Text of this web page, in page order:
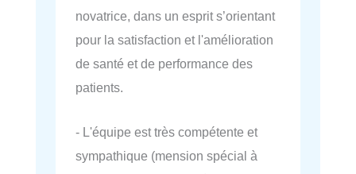
novatrice, dans un esprit s’orientant
pour la satisfaction et l'amélioration
de santé et de performance des
patients.
- L'équipe est très compétente et
sympathique (mension spécial à